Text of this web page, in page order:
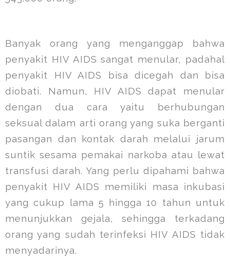
Banyak orang yang menganggap bahwa
penyakit HIV AIDS sangat menular, padahal
penyakit HIV AIDS bisa dicegah dan bisa
diobati. Namun, HIV AIDS dapat menular
dengan dua cara yaitu berhubungan
seksual dalam arti orang yang suka berganti
pasangan dan kontak darah melalui jarum
suntik sesama pemakai narkoba atau lewat
transfusi darah. Yang perlu dipahami bahwa
penyakit HIV AIDS memiliki masa inkubasi
yang cukup lama 5 hingga 10 tahun untuk
menunjukkan gejala, sehingga terkadang
orang yang sudah terinfeksi HIV AIDS tidak
menyadarinya.